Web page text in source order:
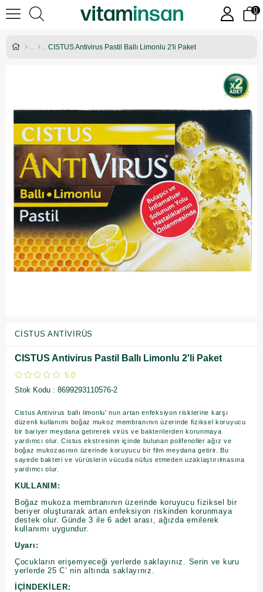
0
CISTUS Antivirus Pastil Ballı Limonlu 2'li Paket
CISTUS ANTIVIRÜS
CISTUS Antivirus Pastil Ballı Limonlu 2'li Paket
5.0
Stok Kodu
8699293110576-2
Cistus Antivirus ballı limonlu’ nun artan enfeksiyon risklerine karşı
düzenli kullanımı boğaz mukoz membranının üzerinde fiziksel koruyucu
bir bariyer meydana getirerek virüs ve bakterilerden korunmaya
yardımcı olur. Cistus ekstresinin içinde bulunan polifenoller ağız ve
boğaz mukozasının üzerinde koruyucu bir film meydana getirir. Bu
sayede bakteri ve vürüslerin vücuda nüfus etmeden uzaklaştırılmasına
yardımcı olur.
KULLANIM:
Boğaz mukoza membranının üzerinde koruyucu fiziksel bir
beriyer oluşturarak artan enfeksiyon riskinden korunmaya
destek olur. Günde 3 ile 6 adet arası, ağızda emilerek
kullanımı uygundur.
Uyarı:
Çocukların erişemyeceği yerlerde saklayınız. Serin ve kuru
yerlerde 25 C’ nin altında saklayınız.
İÇİNDEKİLER: